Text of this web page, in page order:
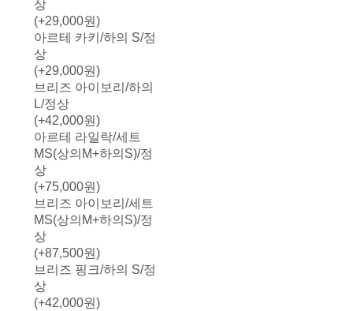
상
(+29,000원)
아르테 카키/하의 S/정
상
(+29,000원)
브리즈 아이보리/하의
L/정상
(+42,000원)
아르테 라일락/세트
MS(상의M+하의S)/정
상
(+75,000원)
브리즈 아이보리/세트
MS(상의M+하의S)/정
상
(+87,500원)
브리즈 핑크/하의 S/정
상
(+42,000원)